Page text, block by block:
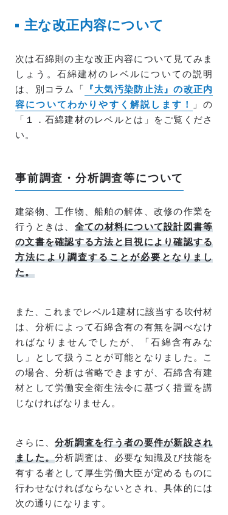
主な改正内容について
次は石綿則の主な改正内容について見てみま
しょう。石綿建材のレベルについての説明
は、別コラム「
『大気汚染防止法』の改正内
容についてわかりやすく解説します！
」の
「１．石綿建材のレベルとは」をご覧くださ
い。
事前調査・分析調査等について
建築物、工作物、船舶の解体、改修の作業を
行うときは、 全ての材料について設計図書等
の文書を確認する方法と目視により確認する
方法により調査することが必要となりまし
た。
また、これまでレベル1建材に該当する吹付材
は、分析によって石綿含有の有無を調べなけ
ればなりませんでしたが、「石綿含有みな
し」として扱うことが可能となりました。こ
の場合、分析は省略できますが、石綿含有建
材として労働安全衛生法令に基づく措置を講
じなければなりません。
さらに、分析調査を行う者の要件が新設され
ました。分析調査は、必要な知識及び技能を
有する者として厚生労働大臣が定めるものに
行わせなければならないとされ、具体的には
次の通りになります。